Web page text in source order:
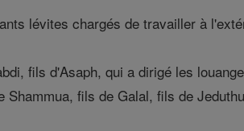
lévites chargés de travailler à
fils d'Asaph, qui a dirigé les
fils de Galal, fils de